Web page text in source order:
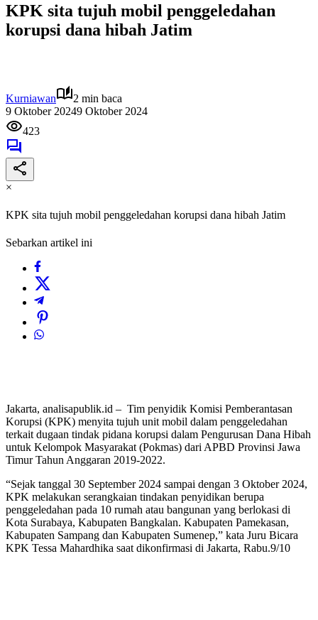
KPK sita tujuh mobil penggeledahan
korupsi dana hibah Jatim
Kurniawan
2 min baca
9 Oktober 20249 Oktober 2024
423
×
KPK sita tujuh mobil penggeledahan korupsi dana hibah Jatim
Sebarkan artikel ini
Jakarta, analisapublik.id – Tim penyidik Komisi Pemberantasan
Korupsi (KPK) menyita tujuh unit mobil dalam penggeledahan
terkait dugaan tindak pidana korupsi dalam Pengurusan Dana Hibah
untuk Kelompok Masyarakat (Pokmas) dari APBD Provinsi Jawa
Timur Tahun Anggaran 2019-2022.
“Sejak tanggal 30 September 2024 sampai dengan 3 Oktober 2024,
KPK melakukan serangkaian tindakan penyidikan berupa
penggeledahan pada 10 rumah atau bangunan yang berlokasi di
Kota Surabaya, Kabupaten Bangkalan. Kabupaten Pamekasan,
Kabupaten Sampang dan Kabupaten Sumenep,” kata Juru Bicara
KPK Tessa Mahardhika saat dikonfirmasi di Jakarta, Rabu.9/10